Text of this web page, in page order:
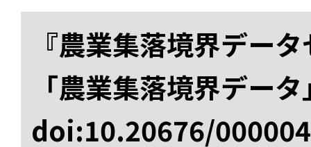
『農業集落境界デー
「農業集落境界デー
doi:10.20676/